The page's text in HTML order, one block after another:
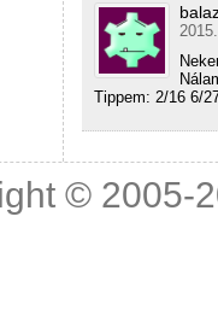
Tippem: 2/16 6/
© 2005-